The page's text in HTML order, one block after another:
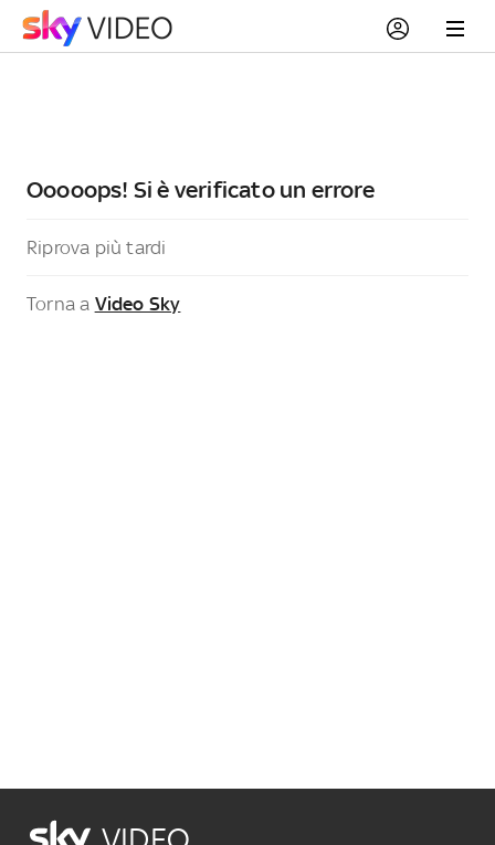
Ooooops! Si è verificato un errore
Riprova più tardi
Torna a Video Sky